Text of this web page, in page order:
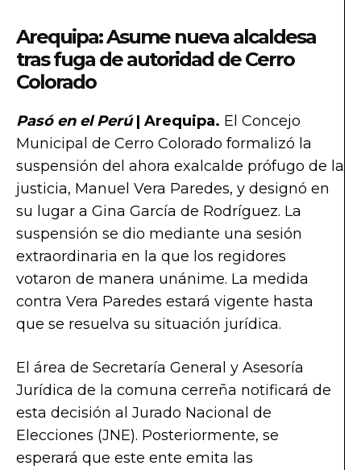
Arequipa: Asume nueva alcaldesa
tras fuga de autoridad de Cerro
Colorado
Pasó en el Perú| Arequipa. El Concejo
Municipal de Cerro Colorado formalizó la
suspensión del ahora exalcalde prófugo de la
justicia, Manuel Vera Paredes, y designó en
su lugar a Gina García de Rodríguez. La
suspensión se dio mediante una sesión
extraordinaria en la que los regidores
votaron de manera unánime. La medida
contra Vera Paredes estará vigente hasta
que se resuelva su situación jurídica.
El área de Secretaría General y Asesoría
Jurídica de la comuna cerreña notificará de
esta decisión al Jurado Nacional de
Elecciones (JNE). Posteriormente, se
esperará que este ente emita las